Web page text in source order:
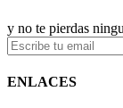
y no te pierdas
ENLACES